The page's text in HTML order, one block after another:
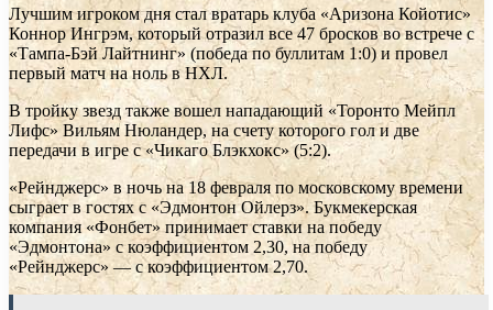
Лучшим игроком дня стал вратарь клуба «Аризона Койотис»
Коннор Ингрэм, который отразил все 47 бросков во встрече с
«Тампа-Бэй Лайтнинг» (победа по буллитам 1:0) и провел
первый матч на ноль в НХЛ.
В тройку звезд также вошел нападающий «Торонто Мейпл
Лифс» Вильям Нюландер, на счету которого гол и две
передачи в игре с «Чикаго Блэкхокс» (5:2).
«Рейнджерс» в ночь на 18 февраля по московскому времени
сыграет в гостях с «Эдмонтон Ойлерз». Букмекерская
компания «Фонбет» принимает ставки на победу
«Эдмонтона» с коэффициентом 2,30, на победу
«Рейнджерс» — с коэффициентом 2,70.